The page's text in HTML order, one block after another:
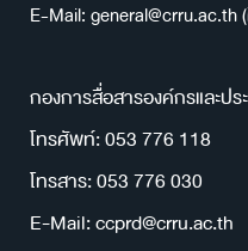
E-Mail: general@crru.ac.th
กองการสื่อสารองค์กรและป
โทรศัพท์: 053 776 118
โทรสาร: 053 776 030
E-Mail: ccprd@crru.ac.th